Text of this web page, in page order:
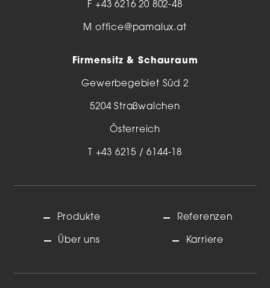
F +43 6216 20 802-48
M office@pamalux.at
Firmensitz & Schauraum
Gewerbegebiet Süd 2
5204 Straßwalchen
Österreich
T +43 6215 / 6144-18
Produkte
Über uns
Referenzen
Karriere